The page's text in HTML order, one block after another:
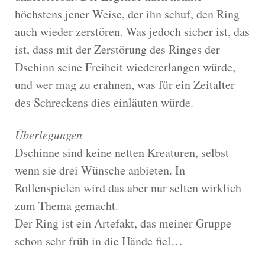
höchstens jener Weise, der ihn schuf, den Ring
auch wieder zerstören. Was jedoch sicher ist, das
ist, dass mit der Zerstörung des Ringes der
Dschinn seine Freiheit wiedererlangen würde,
und wer mag zu erahnen, was für ein Zeitalter
des Schreckens dies einläuten würde.
Überlegungen
Dschinne sind keine netten Kreaturen, selbst
wenn sie drei Wünsche anbieten. In
Rollenspielen wird das aber nur selten wirklich
zum Thema gemacht.
Der Ring ist ein Artefakt, das meiner Gruppe
schon sehr früh in die Hände fiel…